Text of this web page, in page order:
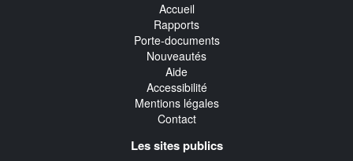
Accueil
Rapports
Porte-documents
Nouveautés
Aide
Accessibilité
Mentions légales
Contact
Les sites publics